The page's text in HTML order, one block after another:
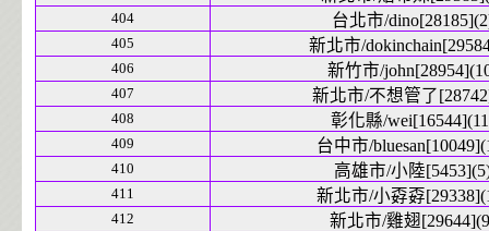
404 台北市/
405 新北市/
406 新竹市/
407 新北市/不想管了
408 彰化縣/
409 台中市/
410 高雄市/小陸
411 新北市/小孬孬
412 新北市/雞翅